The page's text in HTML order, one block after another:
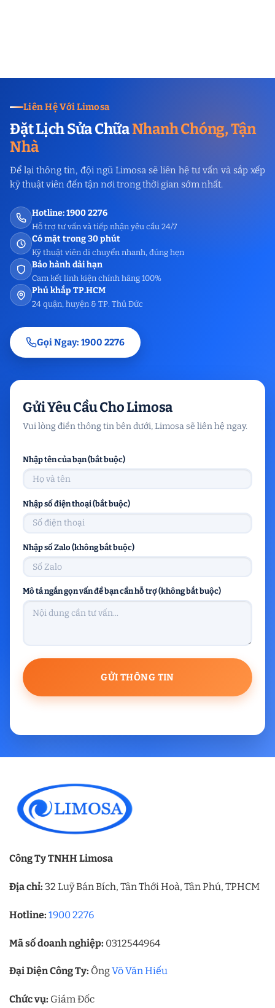
Liên Hệ Với Limosa
Đặt Lịch Sửa ChữaNhanh Chóng, Tận
Nhà
Để lại thông tin, đội ngũ Limosa sẽ liên hệ tư vấn và sắp xếp
kỹ thuật viên đến tận nơi trong thời gian sớm nhất.
Hotline: 1900 2276
Hỗ trợ tư vấn và tiếp nhận yêu cầu 24/7
Có mặt trong 30 phút
Kỹ thuật viên di chuyển nhanh, đúng hẹn
Bảo hành dài hạn
Cam kết linh kiện chính hãng 100%
Phủ khắp TP.HCM
24 quận, huyện & TP. Thủ Đức
Gọi Ngay: 1900 2276
Gửi Yêu Cầu Cho Limosa
Vui lòng điền thông tin bên dưới, Limosa sẽ liên hệ ngay.
Nhập tên của bạn (bắt buộc)
Nhập số điện thoại (bắt buộc)
Nhập số Zalo (không bắt buộc)
Mô tả ngắn gọn vấn đề bạn cần hỗ trợ (không bắt buộc)
Công Ty TNHH Limosa
Địa chỉ: 32 Luỹ Bán Bích, Tân Thới Hoà, Tân Phú, TPHCM
Hotline: 1900 2276
Mã số doanh nghiệp: 0312544964
Đại Diện Công Ty: ÔngVõ Văn Hiếu
Chức vụ: Giám Đốc